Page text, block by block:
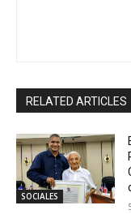
RELATED ARTICLES
SOCIALES